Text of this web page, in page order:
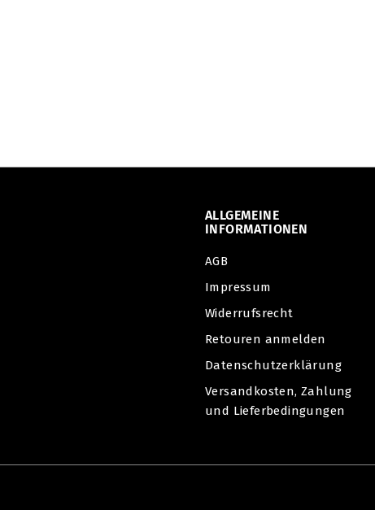
ALLGEMEINE
INFORMATIONEN
AGB
Impressum
Widerrufsrecht
Retouren anmelden
Datenschutzerklärung
Versandkosten, Zahlung
und Lieferbedingungen